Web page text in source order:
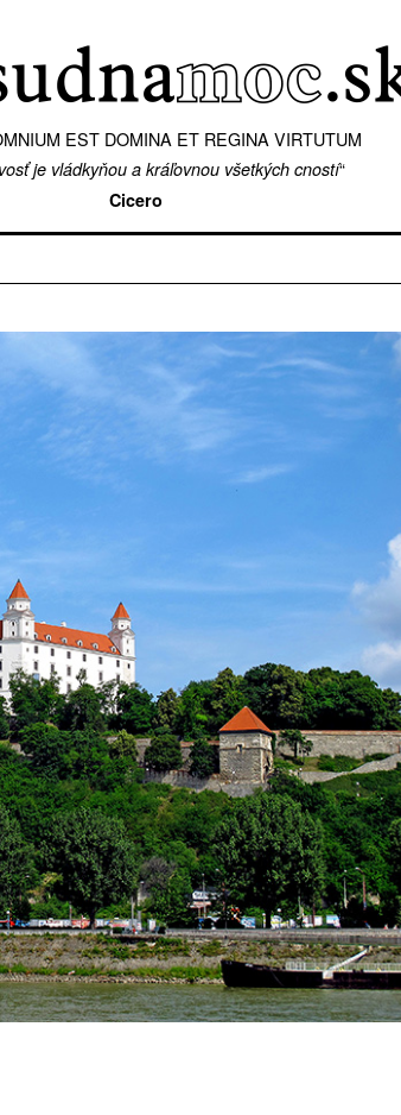
EST DOMINA ET REGINA VIRTUTUM
je vládkyňou a kráľovnou všetkých cností“
Cicero